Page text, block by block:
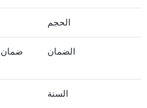
الحجم
الضمان
السنة